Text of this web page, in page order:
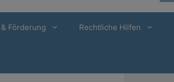
Förderung Rechtliche Hilfen